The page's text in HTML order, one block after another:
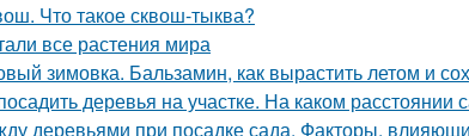
Что такое сквош-тыква?
все растения мира
зимовка. Бальзамин, как вырастить летом и
деревья на участке. На каком расстоянии
деревьями при посадке сада. Факторы,